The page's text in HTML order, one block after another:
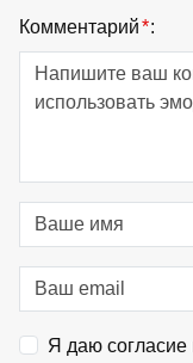
Комментарий*:
Я даю согласие